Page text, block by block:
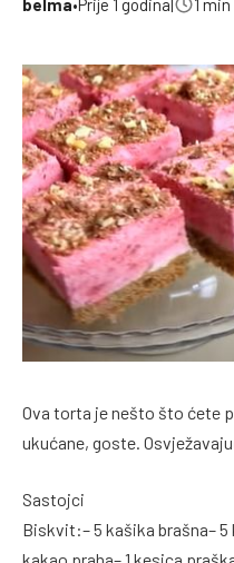
belma•Prije 1 godina| 1
Ova torta je nešto što ćete
ukućane, goste.
Sastojci
Biskvit:– 5 kašika brašna– 5